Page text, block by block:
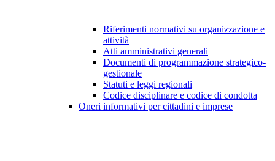
Riferimenti normativi su organizzazione e
attività
Atti amministrativi generali
Documenti di programmazione strategico-
gestionale
Statuti e leggi regionali
Codice disciplinare e codice di condotta
Oneri informativi per cittadini e imprese